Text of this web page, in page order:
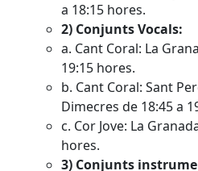
a 18:15 hores.
2) Conjunts Vocals:
a. Cant Coral: La
19:15 hores.
b. Cant Coral: Sant
Dimecres de 18:45 a
c. Cor Jove: La
hores.
3) Conjunts